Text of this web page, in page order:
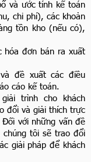
và ước tính kế toán
chi phí), các khoản
tồn kho (nếu có),
hóa đơn bán ra xuất
đề xuất các điều
cáo kế toán.
trình cho khách
đổi và giải thích trực
với những vấn đề
tôi sẽ trao đổi
giải pháp để khách